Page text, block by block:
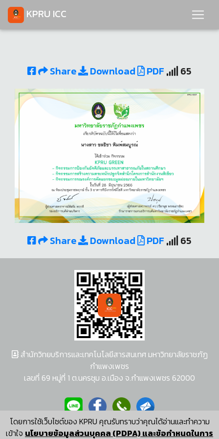
KPRU ICC
Share Download PDF 65
Share Download PDF 65
โดยการใช้เว็บไซต์ของ KPRU คุณรับทราบว่าคุณได้อ่านและทำความ
เข้าใจ นโยบายข้อมูลส่วนบุคคล (PDPA) และข้อกำหนดในการ
สำนักวิทยบริการและเทคโนโลยีสารสนเทศ มหาวิทยาลัยราชภัฏ
กำแพงเพชร
เลขที่ 69 หมู่ที่ 1 ต.นครชุม อ.เมือง จ.กำแพงเพชร 62000
ผู้พัฒนาระบบ อนุชา พวงผกา